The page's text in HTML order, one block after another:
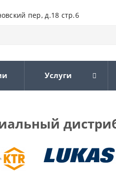
пер, д.18 стр.6
Услуги